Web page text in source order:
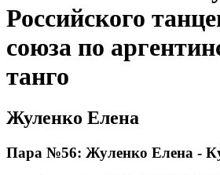
Российского
союза по
танго
Жуленко Елена
Пара №56: Жуленко Елена -